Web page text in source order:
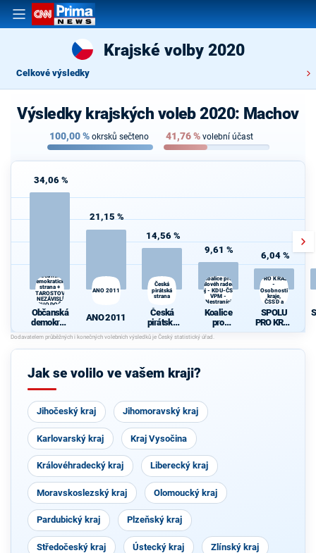
Krajské volby 2020
Celkové výsledky
Výsledky krajských voleb 2020: Machov
100,00% okrsků sečteno 41,76% volební účast
34,06 %
Občanská
demokratická
strana +
STAROSTOVÉ
A NEZÁVISLÍ a
VÝCHODOČEŠI
Občanská
demokrati
cká strana
+
STAROST
NEZÁVISL
VÝCHODO
ČEŠI
21,15 %
ANO 2011
ANO 2011
14,56 %
Česká
pirátská
strana
Česká
pirátská
strana
9,61 %
Koalice pro
Královéhradecký
kraj - KDU-ČSL -
VPM -
Nestraníci
Koalice
pro
Královéhra
decký kraj
- KDU-
6,04 %
PRO KRAJ
-
Osobnosti
kraje,
ČSSD a
SPOLU
PRO KRAJ
-
kraje,
Jak se volilo ve vašem kraji?
Jihočeský kraj Jihomoravský kraj
Karlovarský kraj Kraj Vysočina
Královéhradecký kraj Liberecký kraj
Moravskoslezský kraj Olomoucký kraj
Pardubický kraj Plzeňský kraj
Středočeský kraj Ústecký kraj Zlínský kraj